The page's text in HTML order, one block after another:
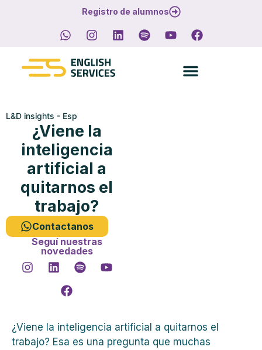
Registro de alumnos
L&D insights - Esp
¿Viene la
inteligencia
artificial a
quitarnos el
trabajo?
Contactanos
Seguí nuestras
novedades
¿Viene la inteligencia artificial a quitarnos el
trabajo? Esa es una pregunta que muchas